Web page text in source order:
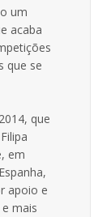
um
acaba
que se
que
em
apoio e
mais